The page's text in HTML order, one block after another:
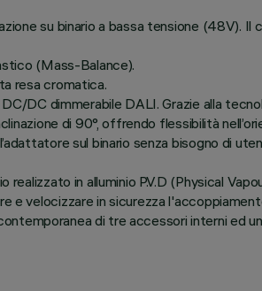
su binario a bassa tensione (48V).
(Mass-Balance).
resa cromatica.
DC dimmerabile DALI. Grazie alla
di 90°, offrendo flessibilità
sul binario senza bisogno di
in alluminio P.V.D (Physical
e velocizzare in sicurezza
di tre accessori interni ed